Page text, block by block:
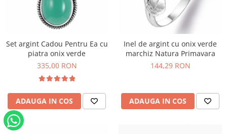
Set argint Cadou Pentru Ea cu
piatra onix verde
335,00 RON
ADAUGA IN COS
Inel de argint cu onix verde
marchiz Natura Primavara
144,29 RON
ADAUGA IN COS